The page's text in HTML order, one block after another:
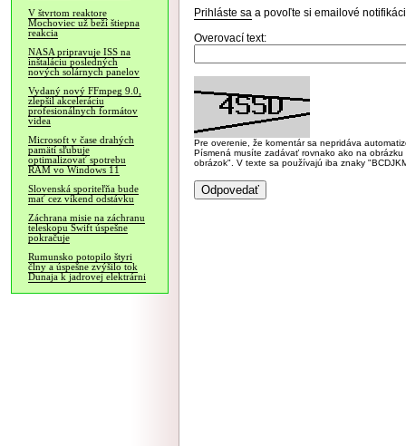
V štvrtom reaktore
Mochoviec už beží štiepna
reakcia
NASA pripravuje ISS na
inštaláciu posledných
nových solárnych panelov
Vydaný nový FFmpeg 9.0,
zlepšil akceleráciu
profesionálnych formátov
videa
Microsoft v čase drahých
pamätí sľubuje
optimalizovať spotrebu
RAM vo Windows 11
Slovenská sporiteľňa bude
mať cez víkend odstávku
Záchrana misie na záchranu
teleskopu Swift úspešne
pokračuje
Rumunsko potopilo štyri
člny a úspešne zvýšilo tok
Dunaja k jadrovej elektrárni
Prihláste sa a povoľte si emailové
Overovací text:
Pre overenie, že komentár sa nepridáva
Písmená musíte zadávať rovnako ako na
obrázok". V texte sa používajú iba znaky